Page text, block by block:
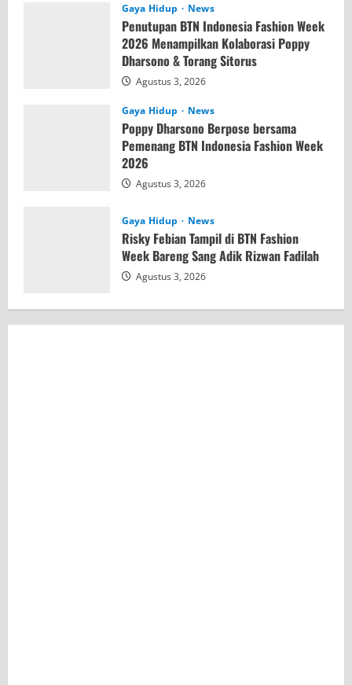
Gaya Hidup News
Penutupan BTN Indonesia Fashion Week
2026 Menampilkan Kolaborasi Poppy
Dharsono & Torang Sitorus
Agustus 3, 2026
Gaya Hidup News
Poppy Dharsono Berpose bersama
Pemenang BTN Indonesia Fashion Week
2026
Agustus 3, 2026
Gaya Hidup News
Risky Febian Tampil di BTN Fashion
Week Bareng Sang Adik Rizwan Fadilah
Agustus 3, 2026